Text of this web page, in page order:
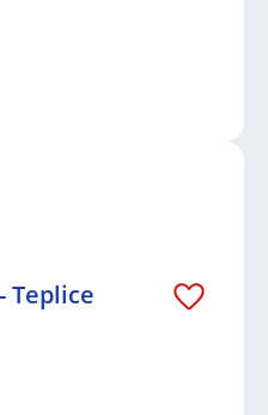
Teplice